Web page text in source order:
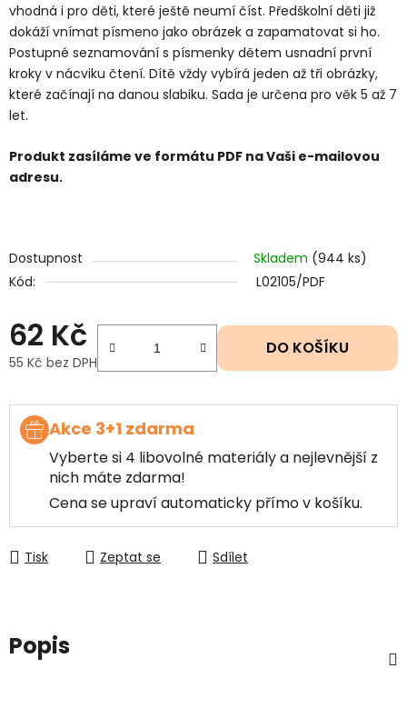
vhodná i pro děti, které ještě neumí číst. Předškolní děti již
dokáží vnímat písmeno jako obrázek a zapamatovat si ho.
Postupné seznamování s písmenky dětem usnadní první
kroky v nácviku čtení. Dítě vždy vybírá jeden až tři obrázky,
které začínají na danou slabiku. Sada je určena pro věk 5 až 7
let.
Produkt zasíláme ve formátu PDF na Vaši e-mailovou
adresu.
Dostupnost Skladem (944 ks)
Kód:
L02105/PDF
62 Kč
55 Kč bez DPH
DO KOŠÍKU
Akce 3+1 zdarma
Vyberte si 4 libovolné materiály a nejlevnější z
nich máte zdarma!
Cena se upraví automaticky přímo v košíku.
Tisk Zeptat se Sdílet
Popis